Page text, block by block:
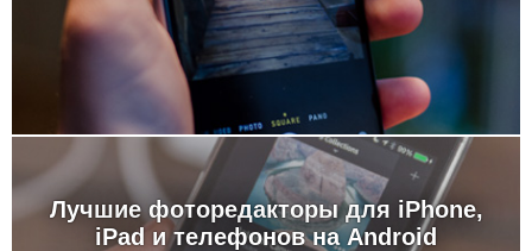
Лучшие фоторедакторы для iPhone,
iPad и телефонов на Android